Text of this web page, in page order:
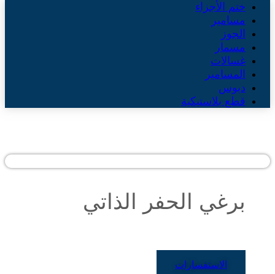
ختم الأجزاء
مسامير
الجوز
مسمار
غسالات
المسامير
دبوس
قطع بلاستيكية
برغي الحفر الذاتي
الاستفسارات